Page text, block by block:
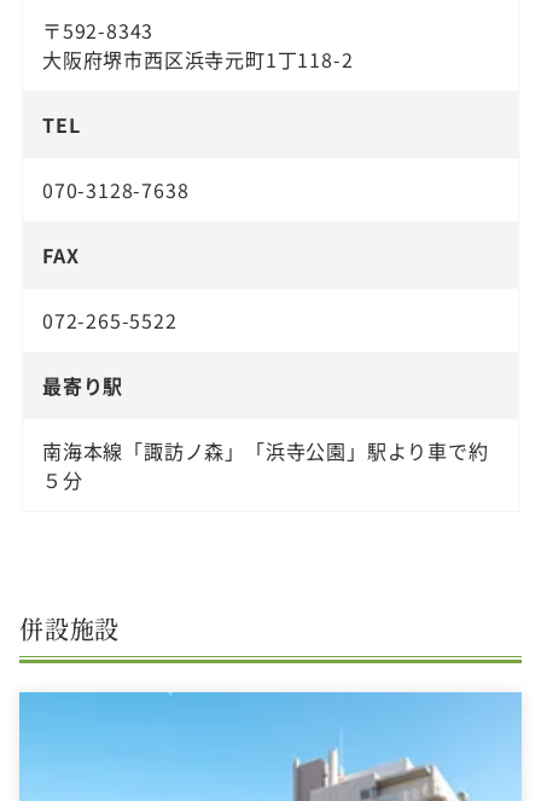
〒592-8343
大阪府堺市西区浜寺元町1丁118-2
TEL
070-3128-7638
FAX
072-265-5522
最寄り駅
南海本線「諏訪ノ森」「浜寺公園」駅より車で約
５分
併設施設